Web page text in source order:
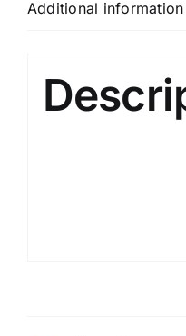
Additional information